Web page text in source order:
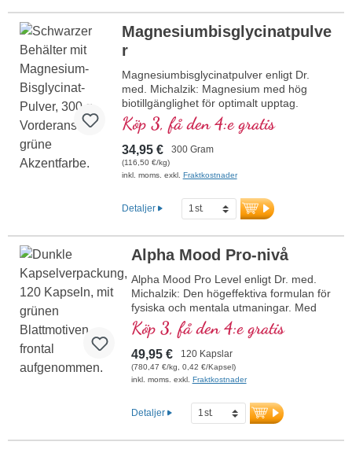
aluminiumfri.
Magnesiumbisglycinatpulve
r
Magnesiumbisglycinatpulver enligt Dr.
med. Michalzik: Magnesium med hög
biotillgänglighet för optimalt upptag.
Stödjer musklernas och nervernas
funktion samt energimetabolismen.
Perfekt att dosera med 1,5–3 g per dag,
utan tillsatser, veganskt och hållbart
tillverkat i Tyskland, utvecklat av läkare.
standarderna, baserat på över 40 års
expertis inom vitalämnen och över 20 års
Magnesiumbisglycinat enligt Dr. med.
Michalzik – för en optimal tillförsel av detta
livsviktiga mineral, beprövat, certifierat
och hållbart. Perfekt för veganer och
vegetarianer.
mer information om
Magnesiumbisglycinatpulver
Köp 3, få den 4:e gratis
34,95 € 300 Gram
(116,50 €/kg)
inkl. moms. exkl. Fraktkostnader
Detaljer
Alpha Mood Pro-nivå
Alpha Mood Pro Level enligt Dr. med.
Michalzik: Den högeffektiva formulan för
fysiska och mentala utmaningar. Med
högaktiva ingredienser som
Ashwagandha, Maca, Cordyceps och
bioaktivt vitamin B12 stödjer denna
produkt nervsystemets, psykens och
energiomsättningens normala funktion.
minska trötthet och utmattning. Theanin
främjar produktionen av alfavågor i
Köp 3, få den 4:e gratis
49,95 € 120 Kapslar
(780,47 €/kg, 0,42 €/Kapsel)
inkl. moms. exkl. Fraktkostnader
Detaljer